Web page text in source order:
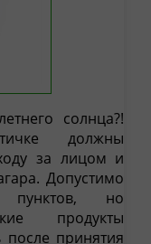
солнца?!
должны
за лицом и
Допустимо
пунктов, но
продукты
после принятия